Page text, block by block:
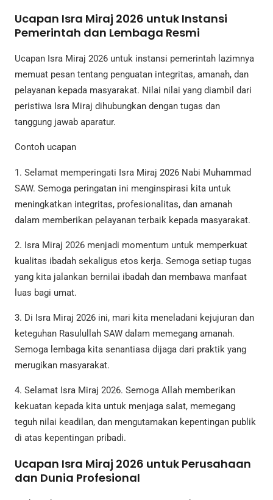
Ucapan Isra Miraj 2026 untuk Instansi
Pemerintah dan Lembaga Resmi
Ucapan Isra Miraj 2026 untuk instansi pemerintah lazimnya
memuat pesan tentang penguatan integritas, amanah, dan
pelayanan kepada masyarakat. Nilai nilai yang diambil dari
peristiwa Isra Miraj dihubungkan dengan tugas dan
tanggung jawab aparatur.
Contoh ucapan
1. Selamat memperingati Isra Miraj 2026 Nabi Muhammad
SAW. Semoga peringatan ini menginspirasi kita untuk
meningkatkan integritas, profesionalitas, dan amanah
dalam memberikan pelayanan terbaik kepada masyarakat.
2. Isra Miraj 2026 menjadi momentum untuk memperkuat
kualitas ibadah sekaligus etos kerja. Semoga setiap tugas
yang kita jalankan bernilai ibadah dan membawa manfaat
luas bagi umat.
3. Di Isra Miraj 2026 ini, mari kita meneladani kejujuran dan
keteguhan Rasulullah SAW dalam memegang amanah.
Semoga lembaga kita senantiasa dijaga dari praktik yang
merugikan masyarakat.
4. Selamat Isra Miraj 2026. Semoga Allah memberikan
kekuatan kepada kita untuk menjaga salat, memegang
teguh nilai keadilan, dan mengutamakan kepentingan publik
di atas kepentingan pribadi.
Ucapan Isra Miraj 2026 untuk Perusahaan
dan Dunia Profesional